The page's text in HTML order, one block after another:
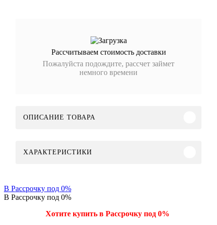
Рассчитываем стоимость доставки
Пожалуйста подождите, рассчет займет
немного времени
ОПИСАНИЕ ТОВАРА
ХАРАКТЕРИСТИКИ
В Рассрочку под 0%
В Рассрочку под 0%
Хотите купить в Рассрочку под 0%